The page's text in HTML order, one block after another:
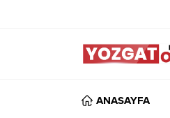
ANASAYFA